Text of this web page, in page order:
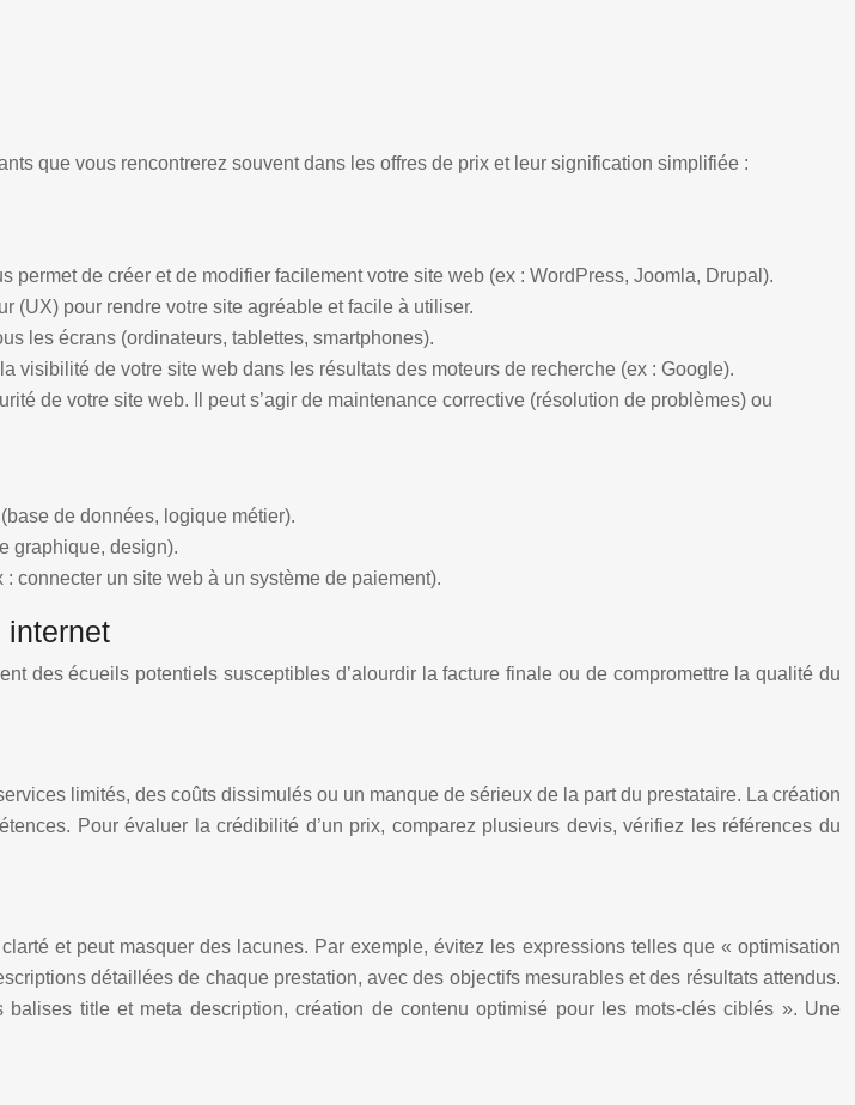
que vous rencontrerez souvent dans les offres de prix et leur signification simplifiée :
permet de créer et de modifier facilement votre site web (ex : WordPress, Joomla, Drupal).
(UX) pour rendre votre site agréable et facile à utiliser.
les écrans (ordinateurs, tablettes, smartphones).
visibilité de votre site web dans les résultats des moteurs de recherche (ex : Google).
de votre site web. Il peut s’agir de maintenance corrective (résolution de problèmes) ou
de données, logique métier).
graphique, design).
connecter un site web à un système de paiement).
internet
des écueils potentiels susceptibles d’alourdir la facture finale ou de compromettre la qualité du
limités, des coûts dissimulés ou un manque de sérieux de la part du prestataire. La création
Pour évaluer la crédibilité d’un prix, comparez plusieurs devis, vérifiez les références du
et peut masquer des lacunes. Par exemple, évitez les expressions telles que « optimisation
détaillées de chaque prestation, avec des objectifs mesurables et des résultats attendus.
title et meta description, création de contenu optimisé pour les mots-clés ciblés ». Une